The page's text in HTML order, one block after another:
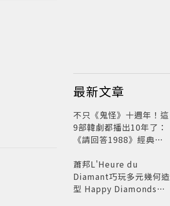
最新文章
不只《鬼怪》十週年！這
9部韓劇都播出10年了：
《請回答1988》經典不
蕭邦L'Heure du
Diamant巧玩多元幾何造
型 Happy Diamonds歡